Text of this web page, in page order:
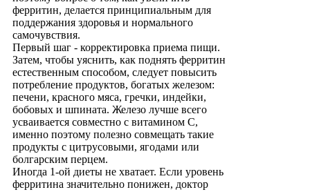
ферритин, делается принципиальным для
поддержания здоровья и нормального
самочувствия.
Первый шаг - корректировка приема пищи.
Затем, чтобы уяснить, как поднять ферритин
естественным способом, следует повысить
потребление продуктов, богатых железом:
печени, красного мяса, гречки, индейки,
бобовых и шпината. Железо лучше всего
усваивается совместно с витамином C,
именно поэтому полезно совмещать такие
продукты с цитрусовыми, ягодами или
болгарским перцем.
Иногда 1-ой диеты не хватает. Если уровень
ферритина значительно понижен, доктор